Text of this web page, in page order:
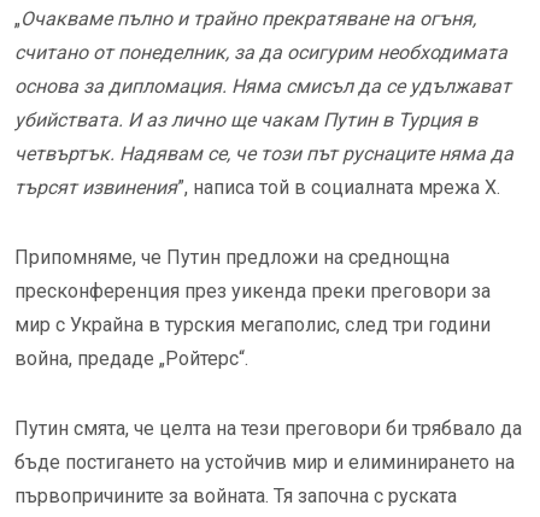
„Очакваме пълно и трайно прекратяване на огъня,
считано от понеделник, за да осигурим необходимата
основа за дипломация. Няма смисъл да се удължават
убийствата. И аз лично ще чакам Путин в Турция в
четвъртък. Надявам се, че този път руснаците няма да
търсят извинения”, написа той в социалната мрежа Х.
Припомняме, че Путин предложи на среднощна
пресконференция през уикенда преки преговори за
мир с Украйна в турския мегаполис, след три години
война, предаде „Ройтерс“.
Путин смята, че целта на тези преговори би трябвало да
бъде постигането на устойчив мир и елиминирането на
първопричините за войната. Тя започна с руската